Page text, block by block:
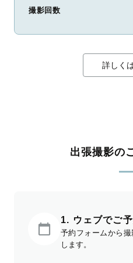
撮影回数
詳しく
出張撮影の
1. ウェブでご
予約フォームから
します。